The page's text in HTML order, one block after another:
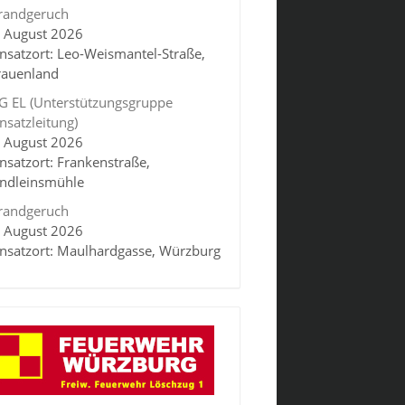
August 2026
Leo-Weismantel-Straße,
EL (Unterstützungsgruppe
August 2026
Frankenstraße,
August 2026
Maulhardgasse, Würzburg